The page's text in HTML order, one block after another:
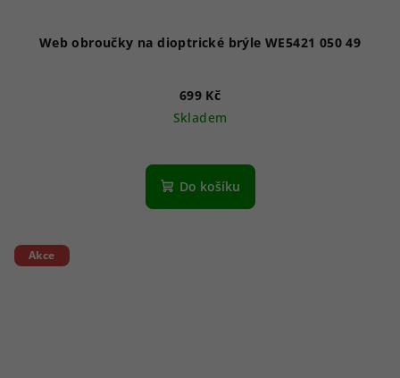
Web obroučky na dioptrické brýle WE5421 050 49
699 Kč
Skladem
Do košíku
Akce